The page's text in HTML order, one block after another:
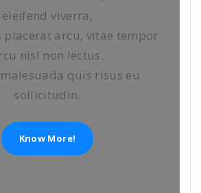
eleifend viverra,
placerat arcu, vitae tempor
nisl non lectus.
quis risus eu
sollicitudin.
Know More!